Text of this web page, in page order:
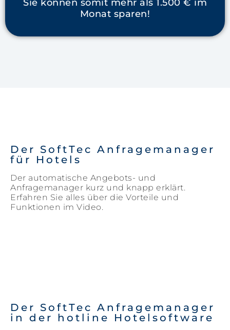
Sie können somit mehr als 1.500 € im
Monat sparen!
Der SoftTec Anfragemanager
für Hotels
Der automatische Angebots- und
Anfragemanager kurz und knapp erklärt.
Erfahren Sie alles über die Vorteile und
Funktionen im Video.
Der SoftTec Anfragemanager
in der hotline Hotelsoftware